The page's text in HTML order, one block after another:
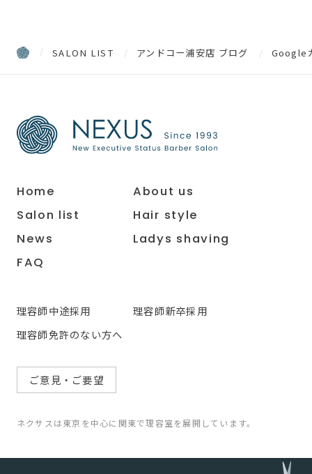
SALON LIST アンドコー浦安店 ブログ Google
Home
About us
Salon list
Hair style
News
Ladys shaving
FAQ
理容師中途採用
理容師新卒採用
理容師免許のない方へ
ご意見・ご要望
ネクサスは東京を中心に関東で理容室を展開しています。